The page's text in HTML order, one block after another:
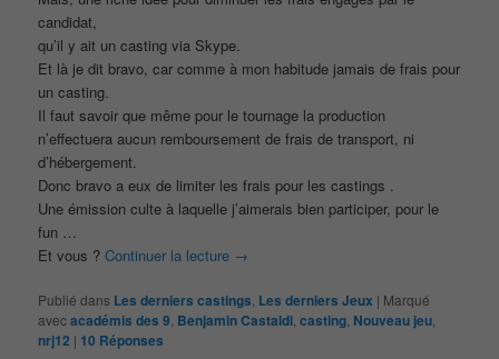
candidat,
qu’il y ait un casting via Skype.
Et là je dit bravo, car comme à mon habitude jamais de frais pour
un casting.
Il faut savoir que même pour le tournage la production
n’effectuera aucun remboursement de frais de transport, ni
d’hébergement.
Donc bravo a eux de limiter les frais pour les castings .
Une émission culte à laquelle j’aimerais bien participer, pour le
fun …
Et vous ?Continuer la lecture →
Publié dans Les derniers castings Les derniers Jeux | Marqué
avecacadémis des 9 Benjamin Castaldi ,casting Nouveau jeu
nrj12 | 10 Réponses